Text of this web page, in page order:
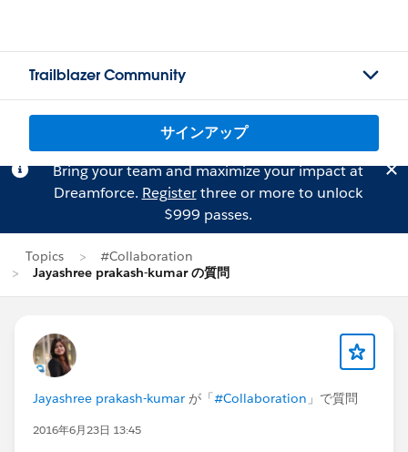
Trailblazer Community
サインアップ
Bring your team and maximize your impact at
Dreamforce. Registerthree or more to unlock
$999 passes.
Topics
#Collaboration
Jayashree prakash-kumar の質問
Jayashree prakash-kumar が「#Collaboration 」で質問
2016年6月23日 13:45